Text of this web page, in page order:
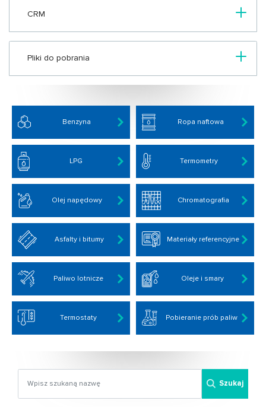
CRM
Pliki do pobrania
Benzyna Ropa naftowa
LPG Termometry
Olej napędowy Chromatografia
Asfalty i bitumy Materiały referencyjne
Paliwo lotnicze Oleje i smary
Termostaty Pobieranie prób paliw
Szukaj